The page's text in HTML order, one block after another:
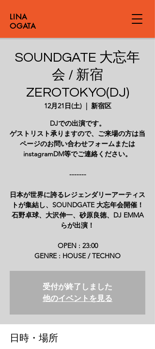
LINA
OGATA
SOUNDGATE 大忘年
会 / 新宿
ZEROTOKYO(DJ)
12月21日(土)
  |
新宿区
DJでの出演です。
ゲストリスト承りますので、ご来場の方は当
ページのお問い合わせフォームまたは
instagramDM等でご連絡ください。
-------
日本が世界に誇るレジェンダリーアーティス
トが集結し、SOUNDGATE 大忘年会開催！
石野卓球、大沢伸一、砂原良徳、DJ EMMA
らが出演！
OPEN : 23:00
GENRE : HOUSE / TECHNO
受付が終了しました
他のイベントを見る
日時・場所